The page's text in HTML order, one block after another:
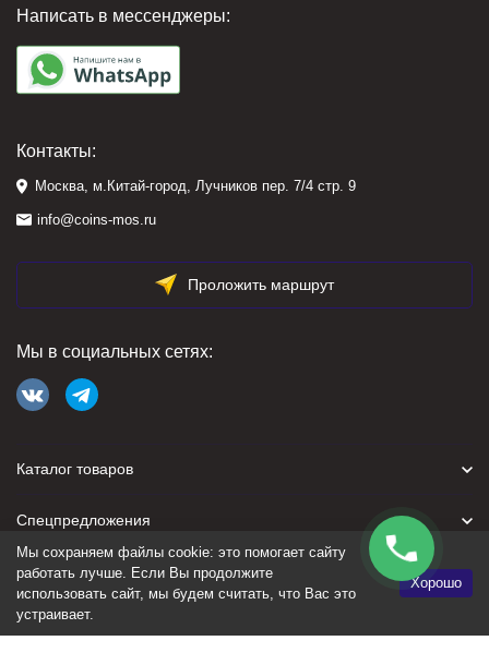
Написать в мессенджеры:
Контакты:
Москва, м.Китай-город, Лучников пер. 7/4 стр. 9
info@coins-mos.ru
Проложить маршрут
Мы в социальных сетях:
Каталог товаров
Спецпредложения
Для покупателя
Политика персональных данных
Мы сохраняем файлы cookie: это помогает сайту
работать лучше. Если Вы продолжите
использовать сайт, мы будем считать, что Вас это
устраивает.
Хорошо